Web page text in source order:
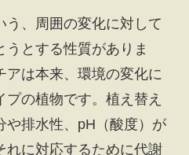
う、周囲の変化に対して
うとする性質がありま
アは本来、環境の変化に
の植物です。植え替え
や排水性、pH（酸度）が
れに対応するために代謝